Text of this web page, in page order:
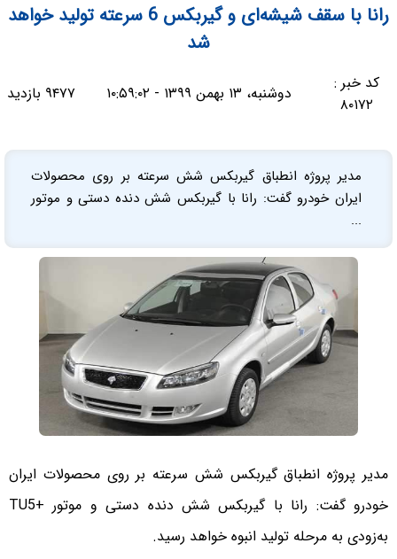
رانا با سقف شیشه‌ای و گیربکس 6 سرعته تولید خواهد
شد
کد خبر :
۸۰۱۷۲
دوشنبه، ۱۳ بهمن ۱۳۹۹ - ۱۰:۵۹:۰۲ ۹۴۷۷ بازدید
مدیر پروژه انطباق گیربکس شش سرعته بر روی محصولات
ایران خودرو گفت: رانا با گیربکس شش دنده دستی و موتور
...
مدیر پروژه انطباق گیربکس شش سرعته بر روی محصولات ایران
خودرو گفت: رانا با گیربکس شش دنده دستی و موتور +TU5
به‌زودی به مرحله تولید انبوه خواهد رسید.